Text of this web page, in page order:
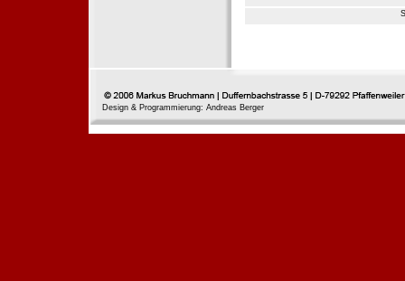
Design & Programmierung: Andreas Berger